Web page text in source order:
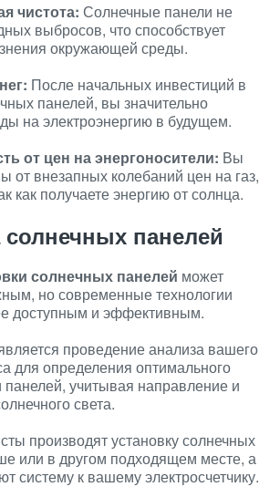
чистота: Солнечные панели не
выбросов, что способствует
окружающей среды.
После начальных инвестиций в
панелей, вы значительно
на электроэнергию в будущем.
от цен на энергоносители: Вы
от внезапных колебаний цен на газ,
как получаете энергию от солнца.
солнечных панелей
солнечных панелей может
но современные технологии
доступным и эффективным.
проведение анализа вашего
для определения оптимального
панелей, учитывая направление и
света.
производят установку солнечных
или в другом подходящем месте, а
систему к вашему электросчетчику.